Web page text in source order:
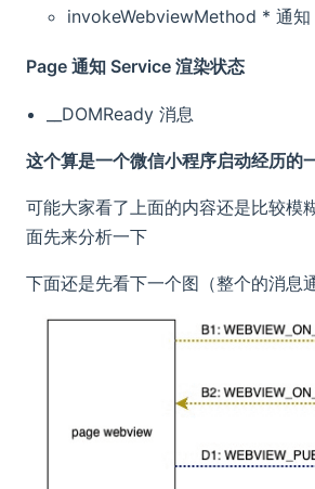
invokeWebviewMethod * 通
Page 通知 Service 渲染状态
__DOMReady 消息
这个算是一个微信小程序启动经历的
可能大家看了上面的内容还是比较模
面先来分析一下
下面还是先看下一个图（整个的消息